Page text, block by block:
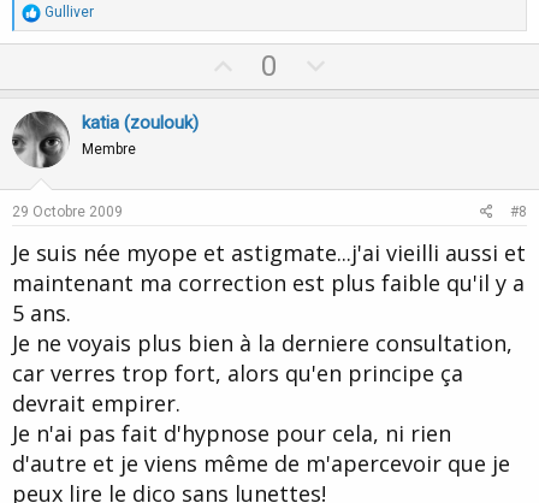
R
é
a
t
i
o
n
s
:
Gulliver
p
t
0
o
v
e
katia (zoulouk)
Membre
29 Octobre 2009 #8
Je suis née myope et astigmate...j'ai vieilli aussi et
maintenant ma correction est plus faible qu'il y a
5 ans.
Je ne voyais plus bien à la derniere consultation,
car verres trop fort, alors qu'en principe ça
devrait empirer.
Je n'ai pas fait d'hypnose pour cela, ni rien
d'autre et je viens même de m'apercevoir que je
peux lire le dico sans lunettes!